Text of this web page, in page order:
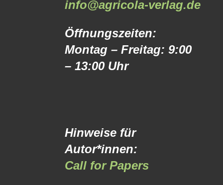
info@agricola-verlag.de
Öffnungszeiten:
Montag – Freitag: 9:00
– 13:00 Uhr
Hinweise für
Autor*innen:
Call for Papers